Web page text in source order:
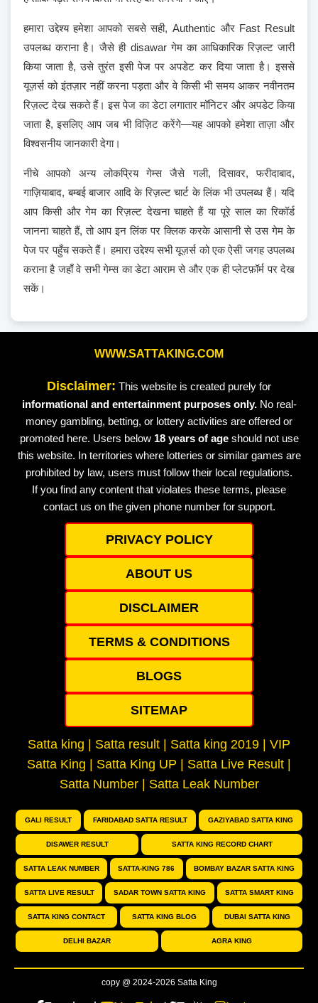
हमारा उद्देश्य हमेशा आपको सबसे सही, Authentic और Fast Result
उपलब्ध कराना है। जैसे ही disawar गेम का आधिकारिक रिज़ल्ट जारी
किया जाता है, उसे तुरंत इसी पेज पर अपडेट कर दिया जाता है। इससे
यूज़र्स को इंतज़ार नहीं करना पड़ता और वे किसी भी समय आकर नवीनतम
रिज़ल्ट देख सकते हैं। इस पेज का डेटा लगातार मॉनिटर और अपडेट किया
जाता है, इसलिए आप जब भी विज़िट करेंगे—यह आपको हमेशा ताज़ा और
विश्वसनीय जानकारी देगा।
नीचे आपको अन्य लोकप्रिय गेम्स जैसे गली, दिसावर, फरीदाबाद,
गाज़ियाबाद, बम्बई बाजार आदि के रिज़ल्ट चार्ट के लिंक भी उपलब्ध हैं। यदि
आप किसी और गेम का रिज़ल्ट देखना चाहते हैं या पूरे साल का रिकॉर्ड
जानना चाहते हैं, तो आप इन लिंक पर क्लिक करके आसानी से उस गेम के
पेज पर पहुँच सकते हैं। हमारा उद्देश्य सभी यूज़र्स को एक ऐसी जगह उपलब्ध
कराना है जहाँ वे सभी गेम्स का डेटा आराम से और एक ही प्लेटफ़ॉर्म पर देख
सकें।
WWW.SATTAKING.COM
Disclaimer: This website is created purely for
informational and entertainment purposes only.No real-
money gambling, betting, or lottery activities are offered or
promoted here. Users below 18 years of ageshould not use
this website. In territories where lotteries or similar games are
prohibited by law, users must follow their local regulations.
If you find any content that violates these terms, please
contact us on the given phone number for support.
PRIVACY POLICY
ABOUT US
DISCLAIMER
TERMS & CONDITIONS
BLOGS
SITEMAP
Satta king | Satta result | Satta king 2019 | VIP
Satta King | Satta King UP | Satta Live Result |
Satta Number | Satta Leak Number
GALI RESULT FARIDABAD SATTA RESULT GAZIYABAD SATTA KING
DISAWER RESULT SATTA KING RECORD CHART
SATTA LEAK NUMBER SATTA-KING 786 BOMBAY BAZAR SATTA KING
SATTA LIVE RESULT SADAR TOWN SATTA KING SATTA SMART KING
SATTA KING CONTACT SATTA KING BLOG DUBAI SATTA KING
DELHI BAZAR AGRA KING
copy @ 2024-2026 Satta King